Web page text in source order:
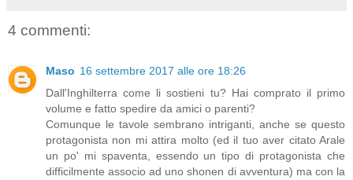
4 commenti:
Maso 16 settembre 2017 alle ore 18:26
Dall'Inghilterra come li sostieni tu? Hai comprato il primo
volume e fatto spedire da amici o parenti?
Comunque le tavole sembrano intriganti, anche se questo
protagonista non mi attira molto (ed il tuo aver citato Arale
un po' mi spaventa, essendo un tipo di protagonista che
difficilmente associo ad uno shonen di avventura) ma con la